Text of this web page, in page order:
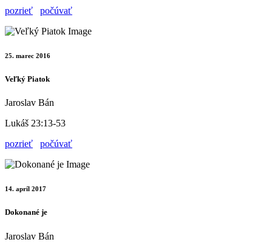
pozrieť
počúvať
25. marec 2016
Veľký Piatok
Jaroslav Bán
Lukáš 23:13-53
pozrieť
počúvať
14. apríl 2017
Dokonané je
Jaroslav Bán